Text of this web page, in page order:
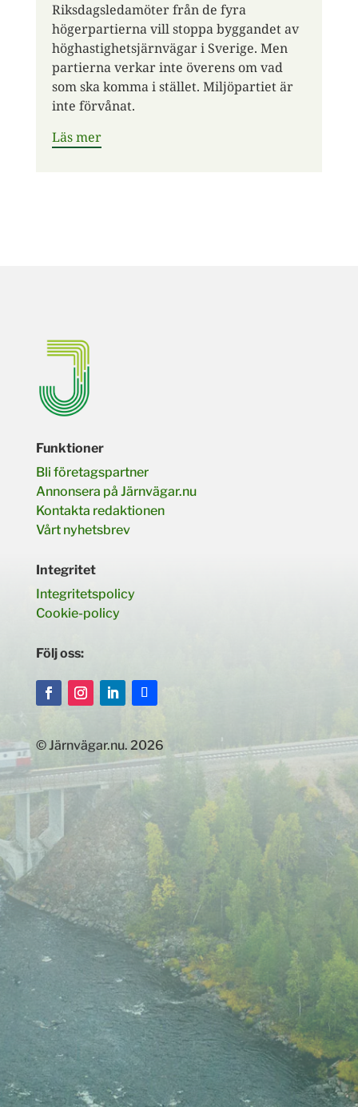
Riksdagsledamöter från de fyra
högerpartierna vill stoppa byggandet av
höghastighetsjärnvägar i Sverige. Men
partierna verkar inte överens om vad
som ska komma i stället. Miljöpartiet är
inte förvånat.
Läs mer
Funktioner
Bli företagspartner
Annonsera på Järnvägar.nu
Kontakta redaktionen
Vårt nyhetsbrev
Integritet
Integritetspolicy
Cookie-policy
Följ oss:
© Järnvägar.nu. 2026